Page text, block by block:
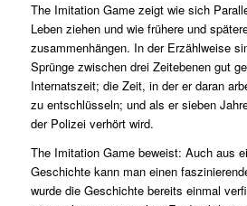
The Imitation Game zeigt wie sich
Leben ziehen und wie frühere und
zusammenhängen. In der Erzählweise
Sprünge zwischen drei Zeitebenen gut
Internatszeit; die Zeit, in der er daran
zu entschlüsseln; und als er sieben
der Polizei verhört wird.
The Imitation Game beweist: Auch aus
Geschichte kann man einen
wurde die Geschichte bereits einmal